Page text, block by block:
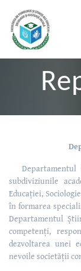
subdiviziunile
Educației,
în formarea
Departamentul
competenți,
dezvoltarea unei
nevoile societății